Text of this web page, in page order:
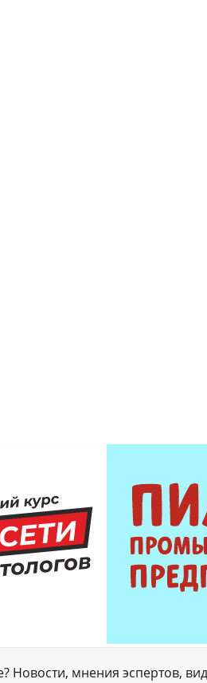
Новости, мнения эспертов,